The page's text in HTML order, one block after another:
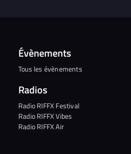
Évènements
Tous les évènements
Radios
Radio RIFFX Festival
Radio RIFFX Vibes
Radio RIFFX Air